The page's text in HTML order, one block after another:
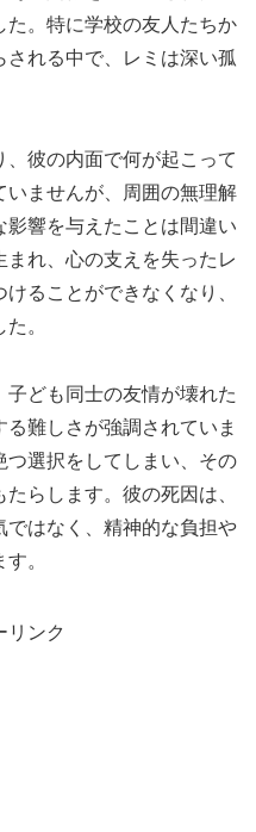
た。特に学校の友人たちか
される中で、レミは深い孤
彼の内面で何が起こって
いませんが、周囲の無理解
響を与えたことは間違い
れ、心の支えを失ったレ
ることができなくなり、
。
ども同士の友情が壊れた
難しさが強調されていま
選択をしてしまい、その
らします。彼の死因は、
はなく、精神的な負担や
。
リンク